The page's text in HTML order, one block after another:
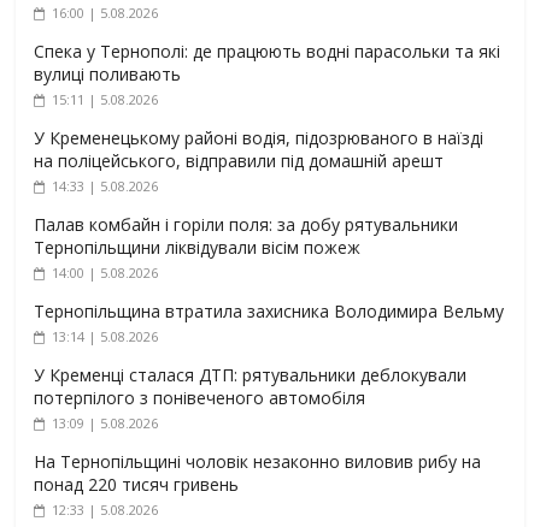
16:00 | 5.08.2026
Спека у Тернополі: де працюють водні парасольки та які
вулиці поливають
15:11 | 5.08.2026
У Кременецькому районі водія, підозрюваного в наїзді
на поліцейського, відправили під домашній арешт
14:33 | 5.08.2026
Палав комбайн і горіли поля: за добу рятувальники
Тернопільщини ліквідували вісім пожеж
14:00 | 5.08.2026
Тернопільщина втратила захисника Володимира Вельму
13:14 | 5.08.2026
У Кременці сталася ДТП: рятувальники деблокували
потерпілого з понівеченого автомобіля
13:09 | 5.08.2026
На Тернопільщині чоловік незаконно виловив рибу на
понад 220 тисяч гривень
12:33 | 5.08.2026